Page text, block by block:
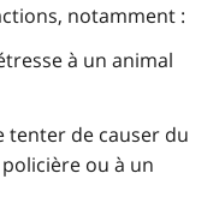
notamment :
à un animal
tenter de causer du
ou à un